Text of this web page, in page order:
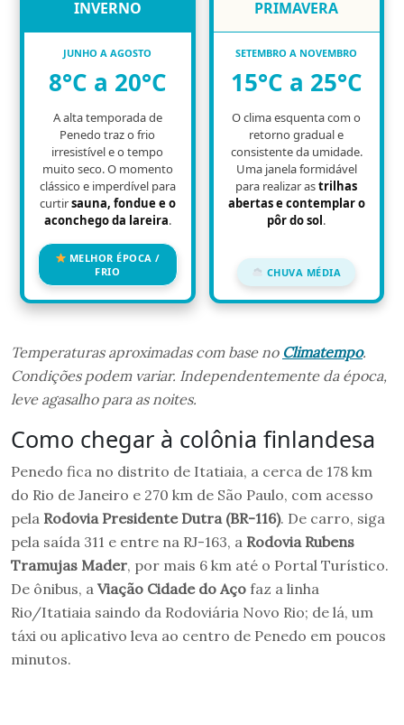
INVERNO
JUNHO A AGOSTO
8°C a 20°C
A alta temporada de
Penedo traz o frio
irresistível e o tempo
muito seco. O momento
clássico e imperdível para
curtirsauna, fondue e o
aconchego da lareira.
MELHOR ÉPOCA /
FRIO
PRIMAVERA
SETEMBRO A NOVEMBRO
15°C a 25°C
O clima esquenta com o
retorno gradual e
consistente da umidade.
Uma janela formidável
para realizar astrilhas
abertas e contemplar o
pôr do sol.
CHUVA MÉDIA
Temperaturas aproximadas com base no Climatempo.
Condições podem variar. Independentemente da época,
leve agasalho para as noites.
Como chegar à colônia finlandesa
Penedo fica no distrito de Itatiaia, a cerca de 178 km
do Rio de Janeiro e 270 km de São Paulo, com acesso
pela Rodovia Presidente Dutra (BR-116). De carro, siga
pela saída 311 e entre na RJ-163, a Rodovia Rubens
Tramujas Mader, por mais 6 km até o Portal Turístico.
De ônibus, a Viação Cidade do Aço faz a linha
Rio/Itatiaia saindo da Rodoviária Novo Rio; de lá, um
táxi ou aplicativo leva ao centro de Penedo em poucos
minutos.